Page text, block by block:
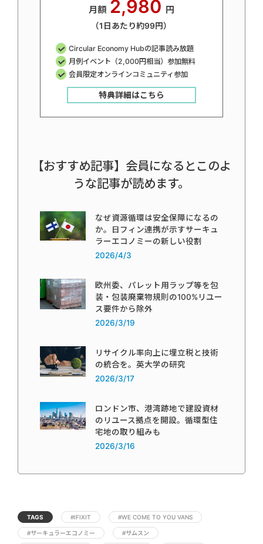
月額 2,980 円
（1日あたり約99円）
Circular Economy Hubの記事読み放題
月例イベント（2,000円相当）参加無料
会員限定オンラインコミュニティ参加
特典詳細はこちら
【おすすめ記事】会員になるとこのよ
うな記事が読めます。
なぜ資源循環は安全保障になるの
か。日フィン連携が示すサーキュ
ラーエコノミーの新しい役割
2026/4/3
欧州委、パレット用ラップ等を包
装・包装廃棄物規則の100%リユー
ス要件から除外
2026/3/19
リサイクル率向上に埋立税と技術
の統合を。英大学の研究
2026/3/17
ロンドン市、港湾跡地で建設資材
のリユース拠点を開設。循環型住
宅地の取り組みも
2026/3/16
TAGS #IFIXIT #WE COME TO YOU VANS
#サーキュラーエコノミー #サムスン